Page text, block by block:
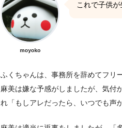
moyoko
これで子供が
ふくちゃんは、事務所を辞めてフリ
麻美は嫌な予感がしましたが、気付
れ「もしアレだったら、いつでも声